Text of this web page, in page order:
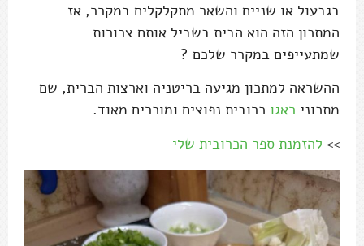
בגבעול או שניים והשאר מתקלקלים במקרר, אז
המתכון הזה הוא הבית בשביל אותם צרורות
שמתעייפים במקרר שלכם ?
ההשראה למתכון מגיעה בריטניה וארצות הברית, שם
מתכוני ראגו כרובית נפוצים ומוכרים מאוד.
>> להזמנת ספר הכרובית שלי